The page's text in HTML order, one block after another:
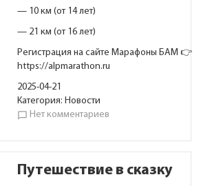
— 10 км (от 14 лет)
— 21 км (от 16 лет)
Регистрация на сайте Марафоны БАМ 👉
https://alpmarathon.ru
2025-04-21
Категория: Новости
chat_bubble_outline Нет комментариев
Путешествие в сказку